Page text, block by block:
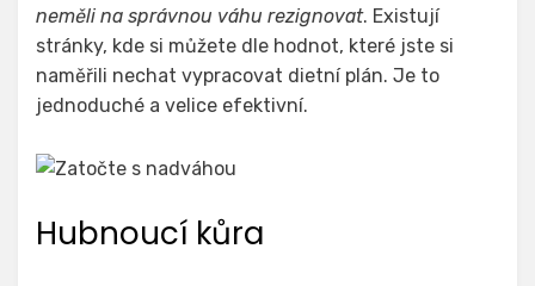
neměli na správnou váhu rezignovat. Existují
stránky, kde si můžete dle hodnot, které jste si
naměřili nechat vypracovat dietní plán. Je to
jednoduché a velice efektivní.
Hubnoucí kůra